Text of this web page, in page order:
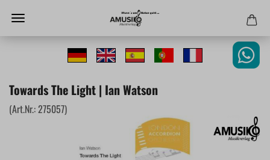
Towards The Light | Ian Watson
(Art.Nr.:275057)